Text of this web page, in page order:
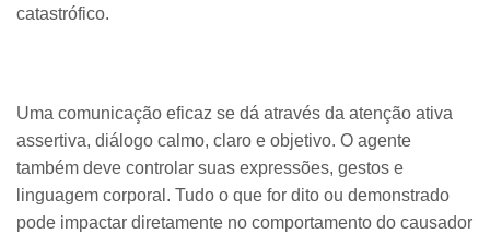
catastrófico.
Uma comunicação eficaz se dá através da atenção ativa
assertiva, diálogo calmo, claro e objetivo. O agente
também deve controlar suas expressões, gestos e
linguagem corporal. Tudo o que for dito ou demonstrado
pode impactar diretamente no comportamento do causador